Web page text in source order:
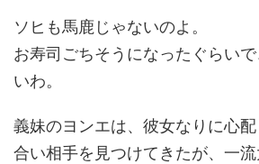
ソヒも馬鹿じゃないのよ。
お寿司ごちそうになったぐらい
いわ。
義妹のヨンエは、彼女なりに心
合い相手を見つけてきたが、一